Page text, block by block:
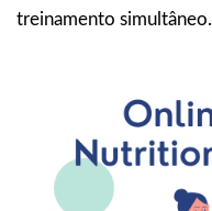
treinamento simultâneo.